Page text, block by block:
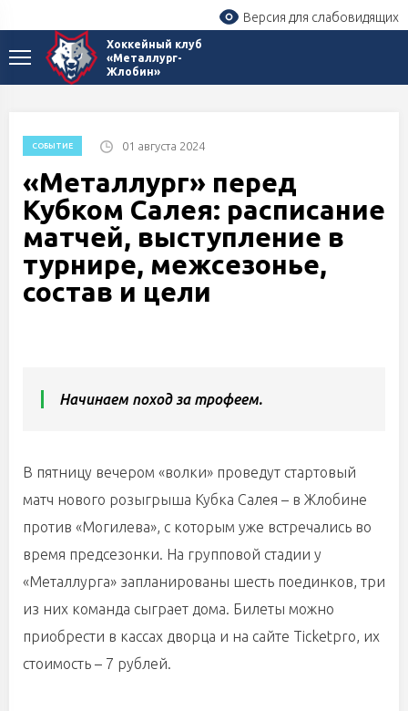
Версия для слабовидящих
Хоккейный клуб
«Металлург-
Жлобин»
СОБЫТИЕ 01 августа 2024
«Металлург» перед
Кубком Салея: расписание
матчей, выступление в
турнире, межсезонье,
состав и цели
Начинаем поход за трофеем.
В пятницу вечером «волки» проведут стартовый
матч нового розыгрыша Кубка Салея – в Жлобине
против «Могилева», с которым уже встречались во
время предсезонки. На групповой стадии у
«Металлурга» запланированы шесть поединков, три
из них команда сыграет дома. Билеты можно
приобрести в кассах дворца и на сайте Ticketpro, их
стоимость – 7 рублей.